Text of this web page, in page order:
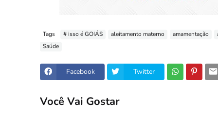
Tags # isso é GOIÁS aleitamento materno amamentação
Saúde
Facebook Twitter
Você Vai Gostar